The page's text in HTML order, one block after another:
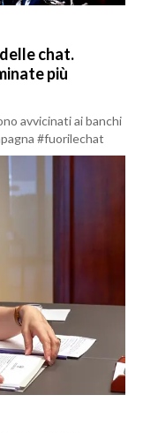
chat.
più
avvicinati ai banchi
#fuorilechat